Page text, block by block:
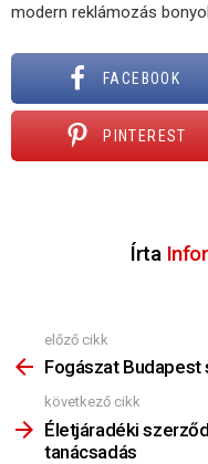
modern reklámozás
FACEBOOK
PINTEREST
Írta
Nézz
Többet
előző cikk
Fogászat Budapest
következő cikk
Életjáradéki
tanácsadás